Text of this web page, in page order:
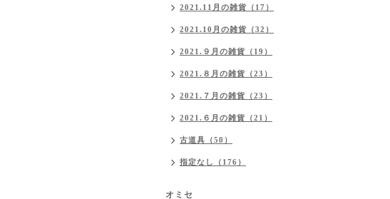
2021.11月の雑貨（17）
2021.10月の雑貨（32）
2021.９月の雑貨（19）
2021.８月の雑貨（23）
2021.７月の雑貨（23）
2021.６月の雑貨（21）
古道具（50）
指定なし（176）
オミセ